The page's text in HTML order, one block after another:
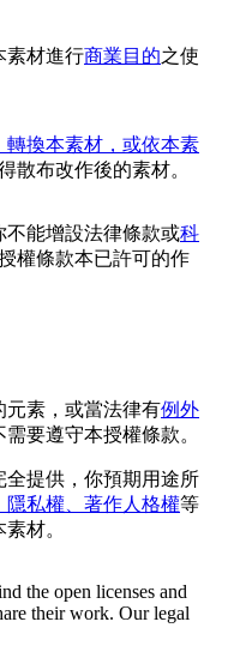
材進行商業目的之使
轉換本素材，或依本素
散布改作後的素材。
能增設法律條款或科
權條款本已許可的作
元素，或當法律有例外
要遵守本授權條款。
全提供，你預期用途所
隱私權、著作人格權等
材。
the open licenses and
their work. Our legal